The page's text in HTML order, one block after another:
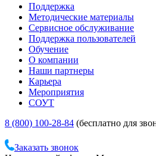
Поддержка
Методические материалы
Сервисное обслуживание
Поддержка пользователей
Обучение
О компании
Наши партнеры
Карьера
Мероприятия
СОУТ
8 (800) 100-28-84 (бесплатно для
Заказать звонок